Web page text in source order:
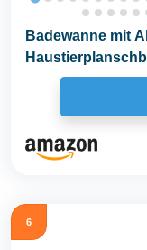
Badewanne mit
6